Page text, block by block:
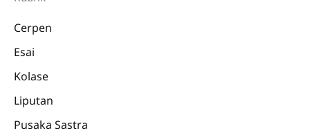
Cerpen
Esai
Kolase
Liputan
Pusaka Sastra